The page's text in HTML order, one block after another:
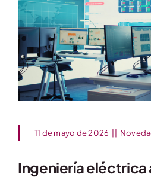
11 de mayo de 2026
Ingeniería eléctrica